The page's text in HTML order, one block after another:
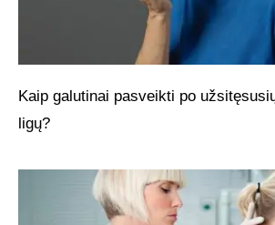
Kaip galutinai pasveikti po
ligų?